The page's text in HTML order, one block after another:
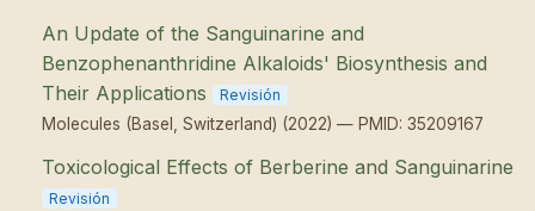
An Update of the Sanguinarine and
Benzophenanthridine Alkaloids' Biosynthesis and
Their Applications
Revisión
Molecules (Basel, Switzerland) (2022) — PMID: 35209167
Toxicological Effects of Berberine and Sanguinarine
Revisión